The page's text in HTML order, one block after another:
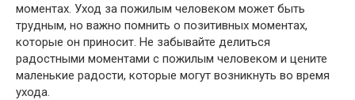
моментах. Уход за пожилым человеком может быть
трудным, но важно помнить о позитивных моментах,
которые он приносит. Не забывайте делиться
радостными моментами с пожилым человеком и цените
маленькие радости, которые могут возникнуть во время
ухода.